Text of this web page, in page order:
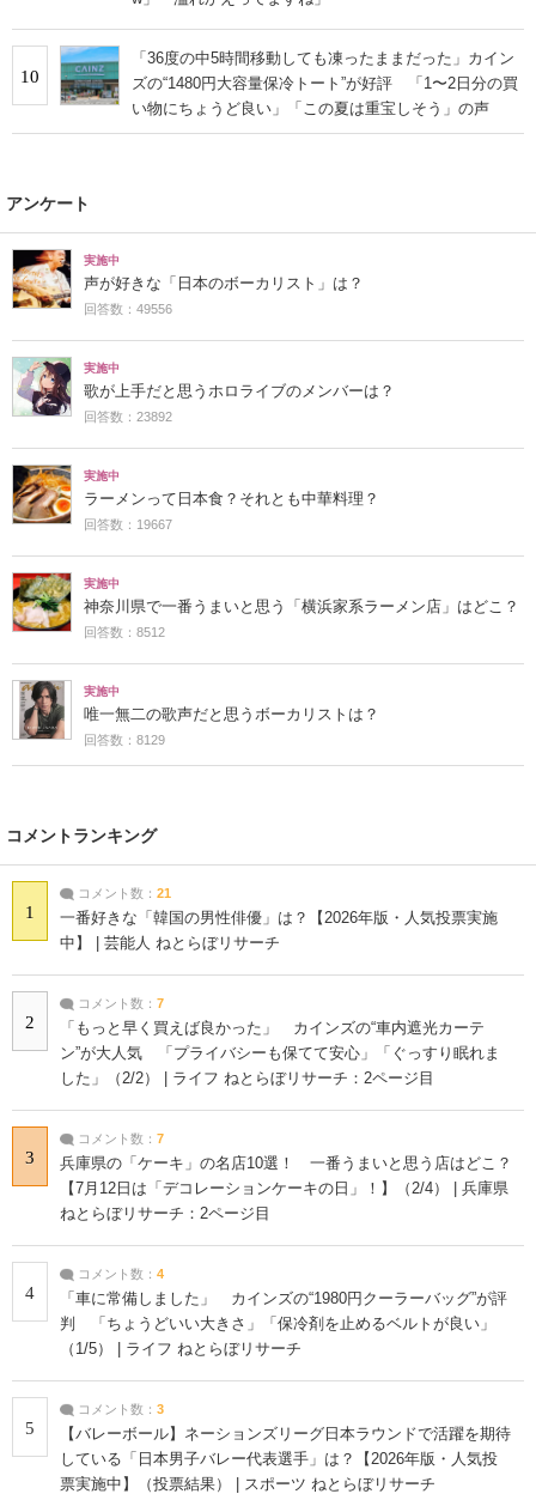
10
「36度の中5時間移動しても凍ったままだった」カイン
ズの“1480円大容量保冷トート”が好評 「1〜2日分の買
い物にちょうど良い」「この夏は重宝しそう」の声
アンケート
実施中
声が好きな「日本のボーカリスト」は？
回答数：49556
実施中
歌が上手だと思うホロライブのメンバーは？
回答数：23892
実施中
ラーメンって日本食？それとも中華料理？
回答数：19667
実施中
神奈川県で一番うまいと思う「横浜家系ラーメン店」はどこ？
回答数：8512
実施中
唯一無二の歌声だと思うボーカリストは？
回答数：8129
コメントランキング
1
コメント数： 21
一番好きな「韓国の男性俳優」は？【2026年版・人気投票実施
中】 | 芸能人 ねとらぼリサーチ
2
コメント数： 7
「もっと早く買えば良かった」 カインズの“車内遮光カーテ
ン”が大人気 「プライバシーも保てて安心」「ぐっすり眠れま
した」（2/2） | ライフ ねとらぼリサーチ：2ページ目
3
コメント数： 7
兵庫県の「ケーキ」の名店10選！ 一番うまいと思う店はどこ？
【7月12日は「デコレーションケーキの日」！】（2/4） | 兵庫県
ねとらぼリサーチ：2ページ目
4
コメント数： 4
「車に常備しました」 カインズの“1980円クーラーバッグ”が評
判 「ちょうどいい大きさ」「保冷剤を止めるベルトが良い」
（1/5） | ライフ ねとらぼリサーチ
5
コメント数： 3
【バレーボール】ネーションズリーグ日本ラウンドで活躍を期待
している「日本男子バレー代表選手」は？【2026年版・人気投
票実施中】（投票結果） | スポーツ ねとらぼリサーチ